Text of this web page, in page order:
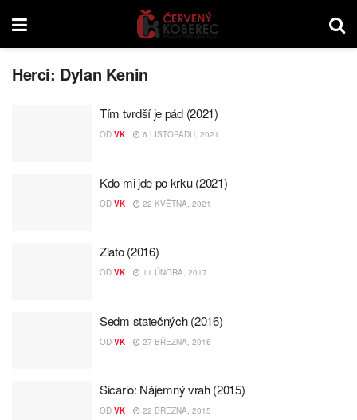
Herci: Dylan Kenin
Tím tvrdší je pád (2021)
OD VK 6 LISTOPADU, 2021
Kdo mi jde po krku (2021)
OD VK 22 KVĚTNA, 2021
Zlato (2016)
OD VK 11 ÚNORA, 2017
Sedm statečných (2016)
OD VK 27 BŘEZNA, 2016
Sicario: Nájemný vrah (2015)
OD VK 22 BŘEZNA, 2015